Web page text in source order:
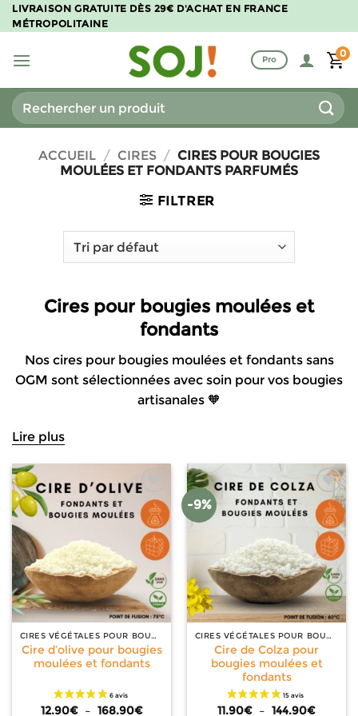
Passer
au
LIVRAISON GRATUITE DÈS 29€ D'ACHAT EN FRANCE
MÉTROPOLITAINE
Pro
0
Recherche
pour :
ACCUEIL / CIRES / CIRES POUR BOUGIES
MOULÉES ET FONDANTS PARFUMÉS
FILTRER
Cires pour bougies moulées et
fondants
Nos cires pour bougies moulées et fondants sans
OGM sont sélectionnées avec soin pour vos bougies
artisanales 🧡
Lire plus
CIRES VÉGÉTALES POUR BOUGIES
Cire d’olive pour bougies
moulées et fondants
12.90€ – 168.90€Plage
-9%
CIRES VÉGÉTALES POUR BOUGIES
Cire de Colza pour
bougies moulées et
fondants
11.90€ – 144.90€Plage